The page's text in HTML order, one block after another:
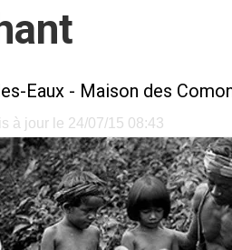
Eaux - Maison des
à jour le 24/07/15 08:43